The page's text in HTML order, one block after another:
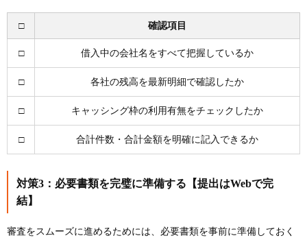
□ 確認項目
□ 借入中の会社名をすべて把握しているか
□ 各社の残高を最新明細で確認したか
□ キャッシング枠の利用有無をチェックしたか
□ 合計件数・合計金額を明確に記入できるか
対策3：必要書類を完璧に準備する【提出はWebで完
結】
審査をスムーズに進めるためには、必要書類を事前に準備しておく